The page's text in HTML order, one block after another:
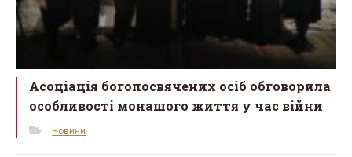
Асоціація богопосвячених осіб обговорила
особливості монашого життя у час війни
Новини